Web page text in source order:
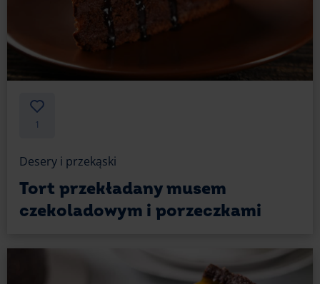
1
Desery i przekąski
Tort przekładany musem
czekoladowym i porzeczkami